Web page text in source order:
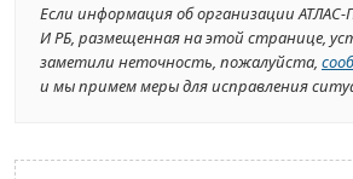
Если информация об организации
И РБ, размещенная на этой странице,
заметили неточность, пожалуйста,
и мы примем меры для исправления